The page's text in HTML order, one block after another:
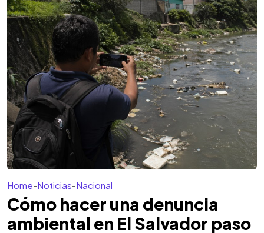
Home-Noticias-Nacional
Cómo hacer una denuncia
ambiental en El Salvador paso